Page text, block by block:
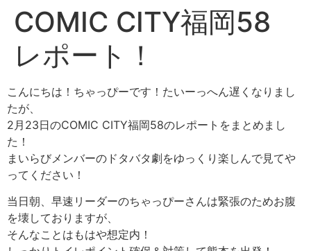
COMIC CITY福岡58
レポート！
こんにちは！ちゃっぴーです！たいーっへん遅くなりまし
たが、
2月23日のCOMIC CITY福岡58のレポートをまとめまし
た！
まいらびメンバーのドタバタ劇をゆっくり楽しんで見てや
ってください！
当日朝、早速リーダーのちゃっぴーさんは緊張のためお腹
を壊しておりますが、
そんなことはもはや想定内！